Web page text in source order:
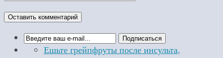
Ешьте грейпфруты после инсульта,